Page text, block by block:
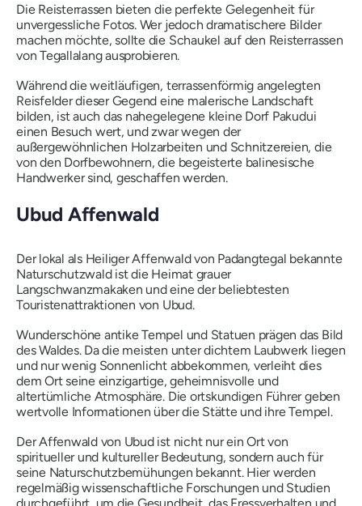
Die Reisterrassen bieten die perfekte Gelegenheit für
unvergessliche Fotos. Wer jedoch dramatischere Bilder
machen möchte, sollte die Schaukel auf den Reisterrassen
von Tegallalang ausprobieren.
Während die weitläufigen, terrassenförmig angelegten
Reisfelder dieser Gegend eine malerische Landschaft
bilden, ist auch das nahegelegene kleine Dorf Pakudui
einen Besuch wert, und zwar wegen der
außergewöhnlichen Holzarbeiten und Schnitzereien, die
von den Dorfbewohnern, die begeisterte balinesische
Handwerker sind, geschaffen werden.
Ubud Affenwald
Der lokal als Heiliger Affenwald von Padangtegal bekannte
Naturschutzwald ist die Heimat grauer
Langschwanzmakaken und eine der beliebtesten
Touristenattraktionen von Ubud.
Wunderschöne antike Tempel und Statuen prägen das Bild
des Waldes. Da die meisten unter dichtem Laubwerk liegen
und nur wenig Sonnenlicht abbekommen, verleiht dies
dem Ort seine einzigartige, geheimnisvolle und
altertümliche Atmosphäre. Die ortskundigen Führer geben
wertvolle Informationen über die Stätte und ihre Tempel.
Der Affenwald von Ubud ist nicht nur ein Ort von
spiritueller und kultureller Bedeutung, sondern auch für
seine Naturschutzbemühungen bekannt. Hier werden
regelmäßig wissenschaftliche Forschungen und Studien